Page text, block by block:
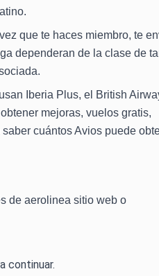
que te haces miembro, te
dependeran de la clase de
Iberia Plus, el British
mejoras, vuelos gratis,
cuántos Avios puede
de aerolinea sitio web o
continuar.